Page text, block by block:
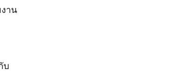
าน
บ